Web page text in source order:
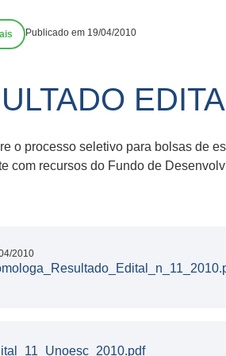
Publicado em 19/04/2010
o processo seletivo para bolsas de
com recursos do Fundo de
2010